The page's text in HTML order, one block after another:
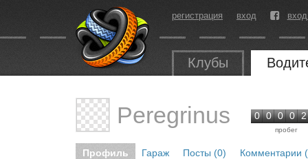
регистрация вход
Клубы
Peregrinus 0 0 0 0 2
пробег
Профиль Гараж Посты (0) Комментарии